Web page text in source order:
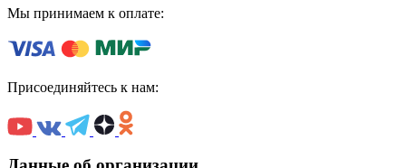
Мы принимаем к оплате:
Присоединяйтесь к нам: